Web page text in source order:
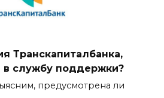
Транскапиталбанка,
в службу поддержки?
предусмотрена ли